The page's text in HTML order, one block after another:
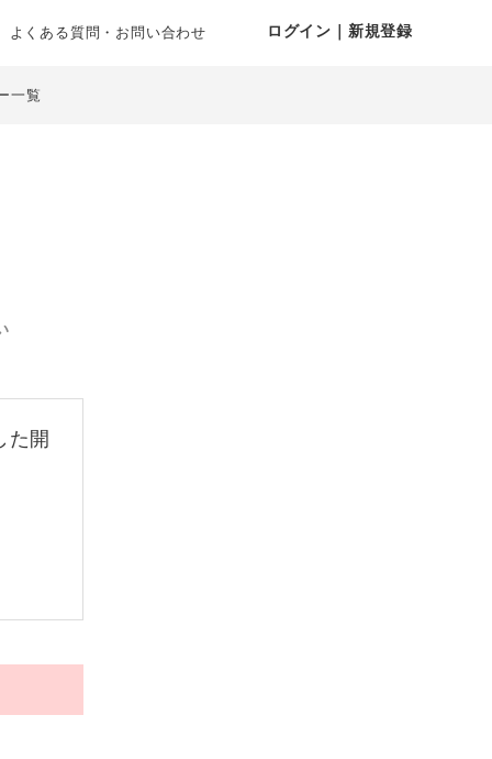
よくある質問・お問い合わせ ログイン｜新規登録
一覧
た開